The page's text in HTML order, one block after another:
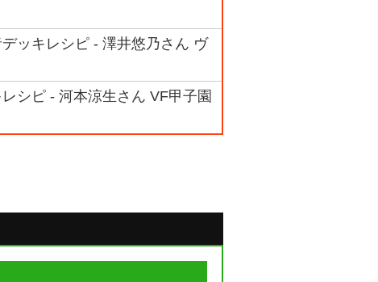
ッキレシピ - 澤井悠乃さん ヴ
シピ - 河本涼生さん VF甲子園